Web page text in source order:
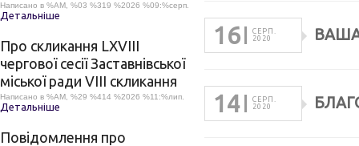
Написано в %AM, %03 %319 %2026 %09:%серп.
Детальніше
Про скликання LХVІІІ
чергової сесії Заставнівської
міської ради VIII скликання
Написано в %AM, %29 %414 %2026 %11:%лип.
Детальніше
Повідомлення про
16
СЕРП.
2020
14
СЕРП.
2020